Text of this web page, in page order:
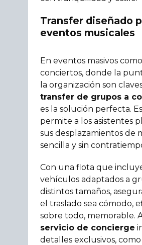
Transfer diseñado
eventos musicales
En eventos masivos como
conciertos, donde la
la organización son
transfer de grupos a
es la solución perfecta.
permite a los asistentes
sus desplazamientos de
sencilla y sin
Con una flota que
vehículos adaptados a
distintos tamaños,
el traslado sea cómodo,
sobre todo, memorable.
servicio de concierge
detalles exclusivos,